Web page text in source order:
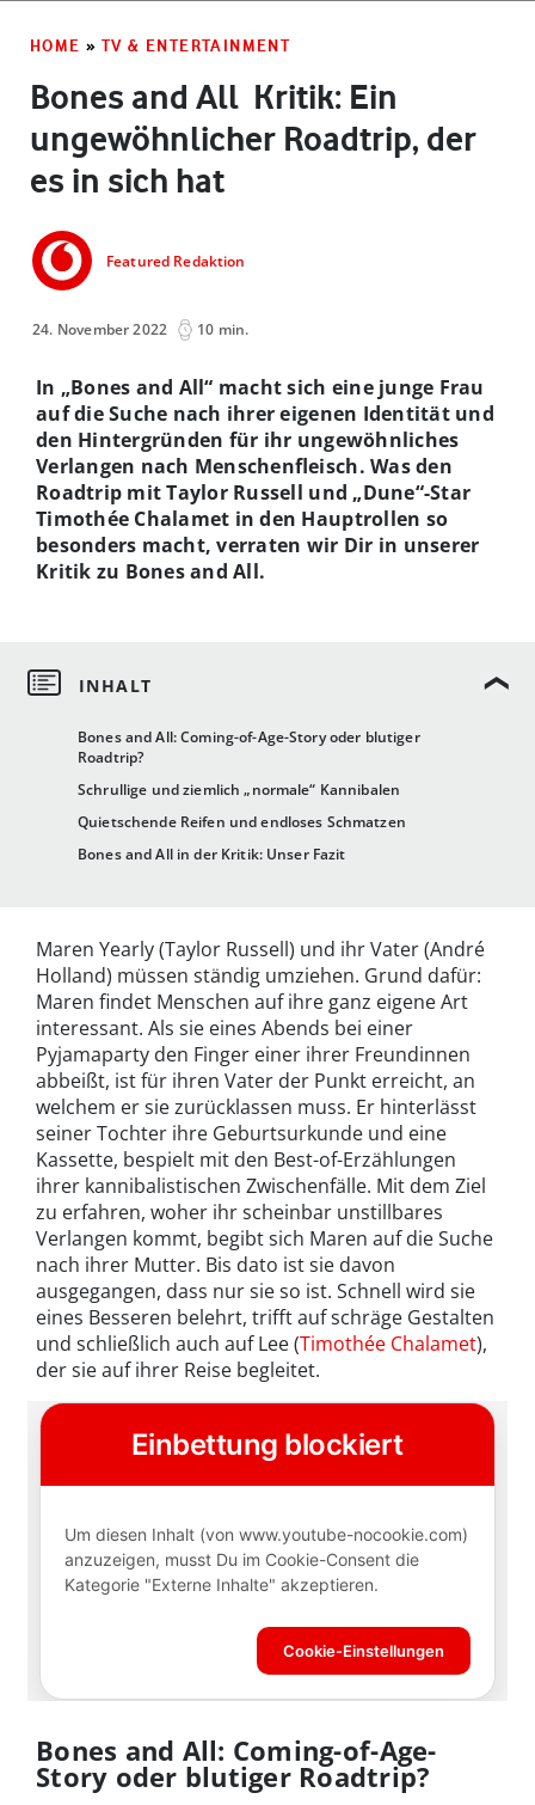
HOME » TV & ENTERTAINMENT
Bones and All ­ Kritik: Ein
ungewöhnlicher Roadtrip, der
es in sich hat
Featured Redaktion
24. November 2022 10 min.
Bones and All: Coming-of-Age-Story oder blutiger
Roadtrip?
Schrullige und ziemlich „normale“ Kannibalen
Quietschende Reifen und endloses Schmatzen
Bones and All in der Kritik: Unser Fazit
In „Bones and All“ macht sich eine junge Frau
auf die Suche nach ihrer eigenen Identität und
den Hintergründen für ihr ungewöhnliches
Verlangen nach Menschenfleisch. Was den
Roadtrip mit Taylor Russell und „Dune“-Star
Timothée Chalamet in den Hauptrollen so
besonders macht, verraten wir Dir in unserer
Kritik zu Bones and All.
Maren Yearly (Taylor Russell) und ihr Vater (André
Holland) müssen ständig umziehen. Grund dafür:
Maren findet Menschen auf ihre ganz eigene Art
interessant. Als sie eines Abends bei einer
Pyjamaparty den Finger einer ihrer Freundinnen
abbeißt, ist für ihren Vater der Punkt erreicht, an
welchem er sie zurücklassen muss. Er hinterlässt
seiner Tochter ihre Geburtsurkunde und eine
Kassette, bespielt mit den Best-of-Erzählungen
ihrer kannibalistischen Zwischenfälle. Mit dem Ziel
zu erfahren, woher ihr scheinbar unstillbares
Verlangen kommt, begibt sich Maren auf die Suche
nach ihrer Mutter. Bis dato ist sie davon
ausgegangen, dass nur sie so ist. Schnell wird sie
eines Besseren belehrt, trifft auf schräge Gestalten
und schließlich auch auf Lee (Timothée Chalamet),
der sie auf ihrer Reise begleitet.
Bones and All: Coming-of-Age-
Story oder blutiger Roadtrip?